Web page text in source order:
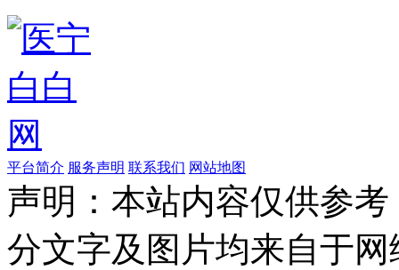
平台简介 服务声明 联系我们 网站地图
声明：本站内容仅供参
分文字及图片均来自于